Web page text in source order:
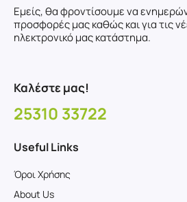
Εμείς, θα φροντίσουμε να
προσφορές μας καθώς και για τις
ηλεκτρονικό μας κατάστημα.
Καλέστε μας!
25310 33722
Useful Links
Όροι Χρήσης
About Us